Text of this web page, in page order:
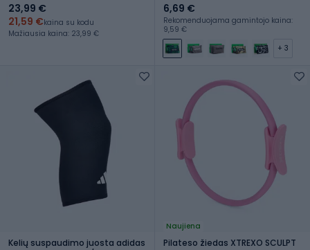
23,99 €
21,59 €kaina su kodu
Mažiausia kaina: 23,99 €
6,69 €
Rekomenduojama gamintojo kaina:
9,59 €
+ 3
Kelių suspaudimo juosta adidas
Naujiena
Pilateso žiedas XTREXO SCULPT